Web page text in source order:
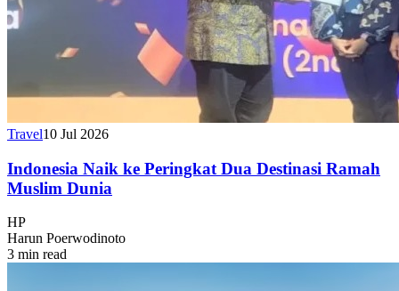
Travel10 Jul 2026
Indonesia Naik ke Peringkat Dua Destinasi Ramah
Muslim Dunia
HP
Harun Poerwodinoto
3 min read